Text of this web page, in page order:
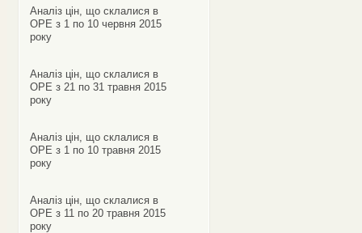
Аналіз цін, що склалися в
ОРЕ з 1 по 10 червня 2015
року
Аналіз цін, що склалися в
ОРЕ з 21 по 31 травня 2015
року
Аналіз цін, що склалися в
ОРЕ з 1 по 10 травня 2015
року
Аналіз цін, що склалися в
ОРЕ з 11 по 20 травня 2015
року